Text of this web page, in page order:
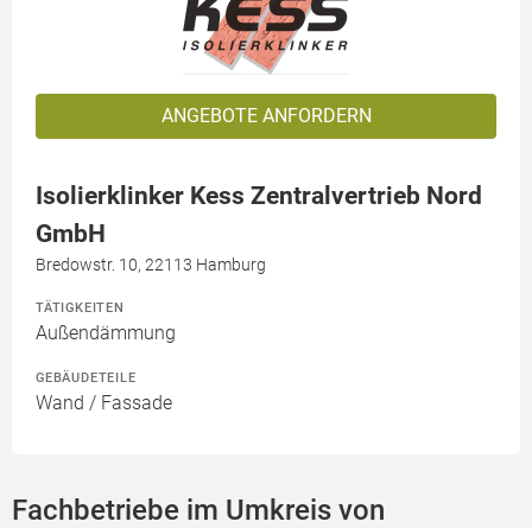
ANGEBOTE ANFORDERN
Isolierklinker Kess Zentralvertrieb Nord
GmbH
Bredowstr. 10, 22113 Hamburg
TÄTIGKEITEN
Außendämmung
GEBÄUDETEILE
Wand / Fassade
Fachbetriebe im Umkreis von